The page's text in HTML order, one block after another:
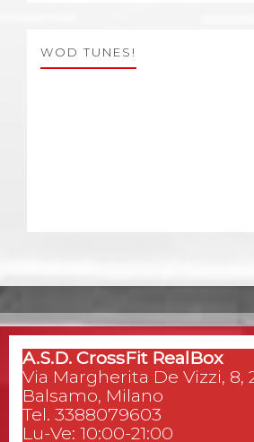
WOD TUNES!
A.S.D. CrossFit RealBox
Via Margherita De Vizzi, 8,
Balsamo, Milano
Tel. 3388079603
Lu-Ve: 10:00-21:00